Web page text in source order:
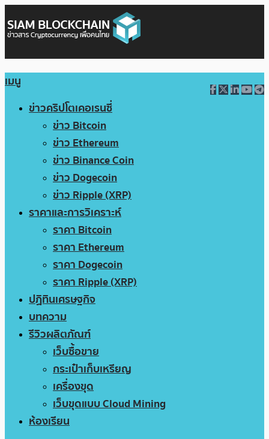
เมนู
ข่าวคริปโตเคอเรนซี่
ข่าว Bitcoin
ข่าว Ethereum
ข่าว Binance Coin
ข่าว Dogecoin
ข่าว Ripple (XRP)
ราคาและการวิเคราะห์
ราคา Bitcoin
ราคา Ethereum
ราคา Dogecoin
ราคา Ripple (XRP)
ปฏิทินเศรษฐกิจ
บทความ
รีวิวผลิตภัณฑ์
เว็บซื้อขาย
กระเป๋าเก็บเหรียญ
เครื่องขุด
เว็บขุดแบบ Cloud Mining
ห้องเรียน